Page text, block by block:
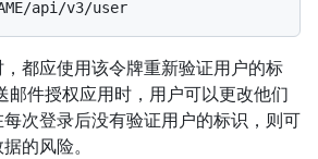
都应使用该令牌重新验证用户的标
邮件授权应用时，用户可以更改他们
次登录后没有验证用户的标识，则可
的风险。